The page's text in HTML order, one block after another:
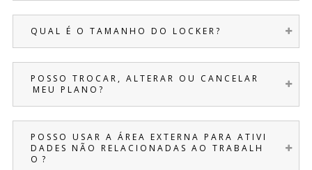
Q U A L É O T A M A N H O D O L O C K E R ?
P O S S O T R O C A R , A L T E R A R O U C A N C E L A R
M E U P L A N O ?
P O S S O U S A R A Á R E A E X T E R N A P A R A A T I V I
D A D E S N Ã O R E L A C I O N A D A S A O T R A B A L H
O ?